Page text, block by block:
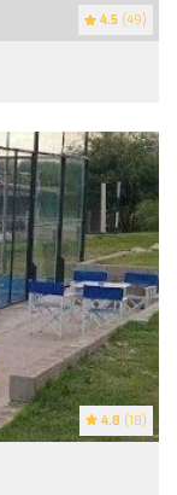
4.5 (49)
4.8 (18)